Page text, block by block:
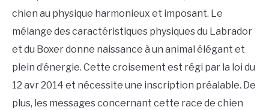
chien au physique harmonieux et imposant. Le
mélange des caractéristiques physiques du Labrador
et du Boxer donne naissance à un animal élégant et
plein d’énergie. Cette croisement est régi par la loi du
12 avr 2014 et nécessite une inscription préalable. De
plus, les messages concernant cette race de chien